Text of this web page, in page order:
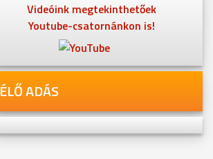
Videóink megtekinthetőek
Youtube-csatornánkon is!
ÉLŐ ADÁS